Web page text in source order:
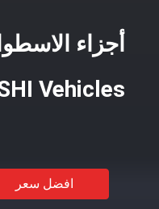
Vehicles
افضل سعر